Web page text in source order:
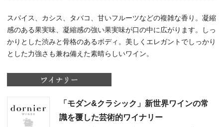
スパイス、カシス、タバコ、甘いフルーツなどの複雑な香り。凝縮
感のある果実味、凝縮感の強い果実味が口の中に広がります。しっ
かりとした渋みと骨格のあるボディ。美しくエレガントでしっかり
とした力強さも兼ね備えた素晴らしいワイン。
「モダン&クラシック」新世界ワインの常
識を覆した芸術的ワイナリー